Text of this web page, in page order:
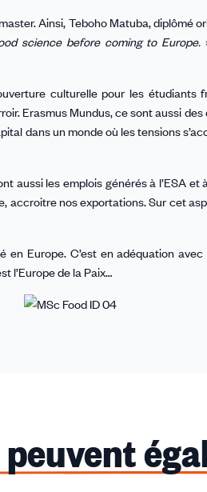
Ainsi, Teboho Matuba, diplômé
science before coming to Europe.
culturelle pour les
Erasmus Mundus, ce sont aussi
dans un monde où les tensions
aussi les emplois générés à l’ESA
accroitre nos exportations. Sur cet
en Europe. C’est en adéquation
l’Europe de la Paix…